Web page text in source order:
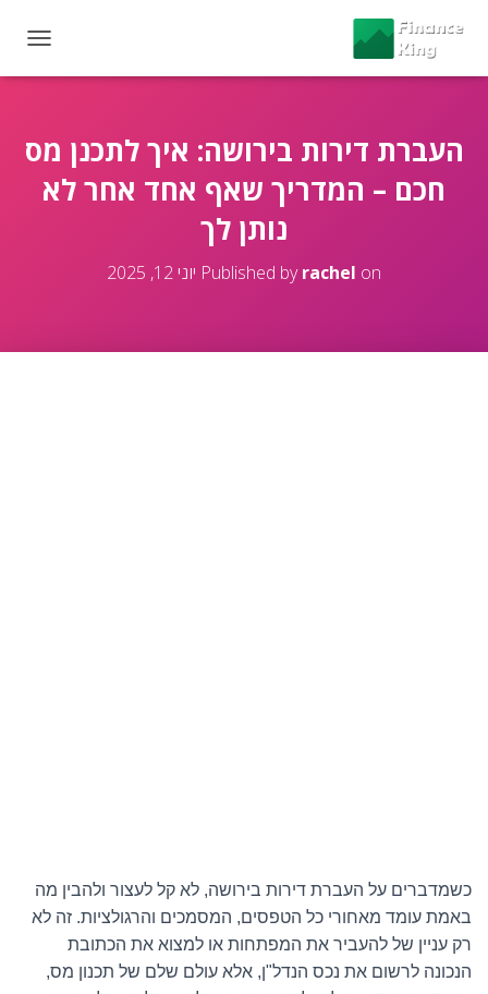
O
E
העברת דירות בירושה: איך לתכנן מס
חכם – המדריך שאף אחד אחר לא
נותן לך
Published byrachel on יוני 12, 2025
כשמדברים על העברת דירות בירושה, לא קל לעצור ולהבין מה
באמת עומד מאחורי כל הטפסים, המסמכים והרגולציות. זה לא
רק עניין של להעביר את המפתחות או למצוא את הכתובת
הנכונה לרשום את נכס הנדל"ן, אלא עולם שלם של תכנון מס,